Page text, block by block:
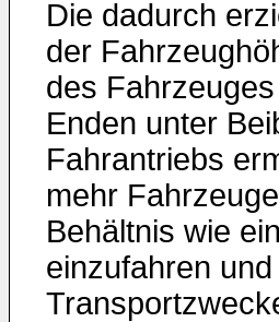
Die dadurch
der
des
Enden unter
Fahrantriebs
mehr
Behältnis wie
einzufahren